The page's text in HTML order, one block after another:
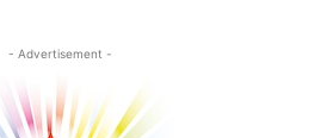
- Advertisement -